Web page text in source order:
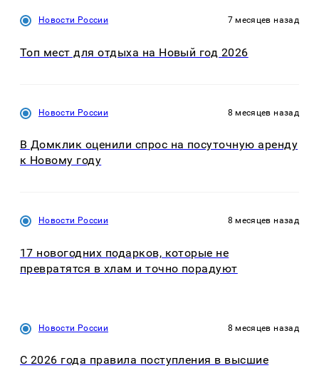
Новости России 7 месяцев назад
Топ мест для отдыха на Новый год 2026
Новости России 8 месяцев назад
В Домклик оценили спрос на посуточную аренду
к Новому году
Новости России 8 месяцев назад
17 новогодних подарков, которые не
превратятся в хлам и точно порадуют
Новости России 8 месяцев назад
С 2026 года правила поступления в высшие